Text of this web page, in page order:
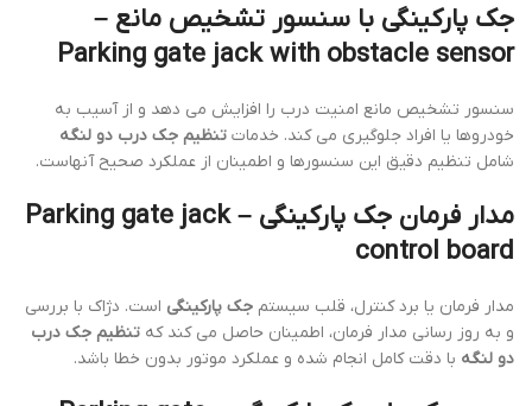
جک پارکینگی با سنسور تشخیص مانع –
Parking gate jack with obstacle sensor
سنسور تشخیص مانع امنیت درب را افزایش می دهد و از آسیب به
خودروها یا افراد جلوگیری می کند. خدمات تنظیم جک درب دو لنگه
شامل تنظیم دقیق این سنسورها و اطمینان از عملکرد صحیح آنهاست.
مدار فرمان جک پارکینگی – Parking gate jack
control board
مدار فرمان یا برد کنترل، قلب سیستم جک پارکینگی است. دژاک با بررسی
و به روز رسانی مدار فرمان، اطمینان حاصل می کند که تنظیم جک درب
دو لنگه با دقت کامل انجام شده و عملکرد موتور بدون خطا باشد.